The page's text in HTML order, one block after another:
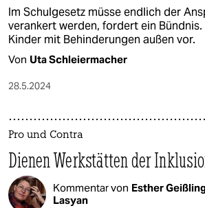
Im Schulgesetz müsse endlich der
verankert werden, fordert ein
Kinder mit Behinderungen außen vor.
Von Uta Schleiermacher
28.5.2024
Pro und Contra
Dienen Werkstätten der
Kommentar von Esther
Lasyan